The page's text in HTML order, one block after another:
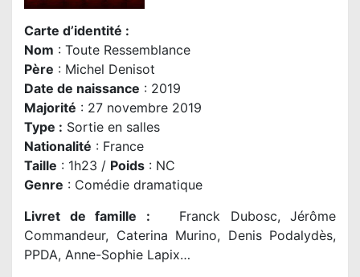
Carte d’identité :
Nom : Toute Ressemblance
Père : Michel Denisot
Date de naissance : 2019
Majorité : 27 novembre 2019
Type : Sortie en salles
Nationalité : France
Taille : 1h23 / Poids : NC
Genre : Comédie dramatique
Livret de famille :
Franck Dubosc, Jérôme
Commandeur, Caterina Murino, Denis Podalydès,
PPDA, Anne-Sophie Lapix…